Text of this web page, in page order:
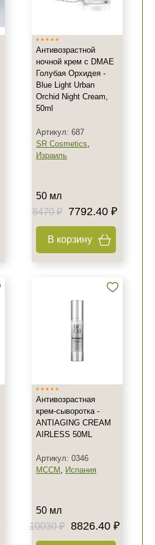
Антивозрастной
ночной крем с DMAE
Голубая Орхидея -
Blue Light Urban
Orchid Night Cream,
50ml
Артикул: 687
SR Cosmetics,
Израиль
50 мл
8470 ₽
7792.40 ₽
В корзину
Антивозрастная
крем-сыворотка -
ANTIAGING CREAM
AIRLESS 50ML
Артикул: 0346
MCCM , Испания
50 мл
10030 ₽ 8826.40 ₽